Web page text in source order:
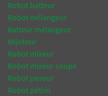
Robot batteur
Robot mélangeur
Batteur mélangeur
Mijoteur
Robot mixeur
Robot mixeur soupe
Robot peseur
Robot pétrin